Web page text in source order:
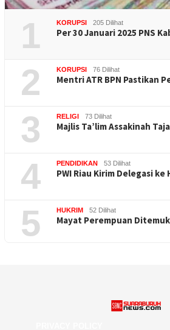
1 KORUPSI 205 Dilihat
Per 30 Januari 2025 PNS
2 KORUPSI 76 Dilihat
Mentri ATR BPN Pastikan
3 RELIGI 73 Dilihat
Majlis Ta’lim Assakinah
4 PENDIDIKAN 53 Dilihat
PWI Riau Kirim Delegasi ke
5 HUKRIM 52 Dilihat
Mayat Perempuan